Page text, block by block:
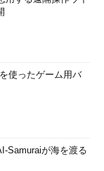
使ったゲーム用バ
Samuraiが海を渡る